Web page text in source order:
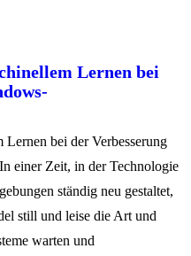
Lernen bei
bei der Verbesserung
einer Zeit, in der Technologie
ständig neu gestaltet,
still und leise die Art und
warten und